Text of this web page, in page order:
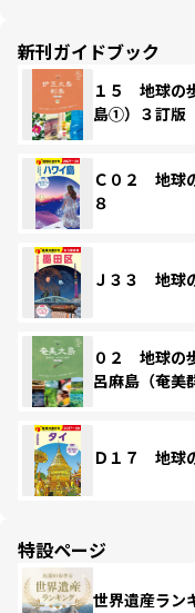
新刊ガイドブック
１５ 地球の
島①）３訂版
Ｃ０２ 地球
８
Ｊ３３ 地球
０２ 地球
呂麻島（奄
Ｄ１７ 地球
特設ページ
世界遺産ラン